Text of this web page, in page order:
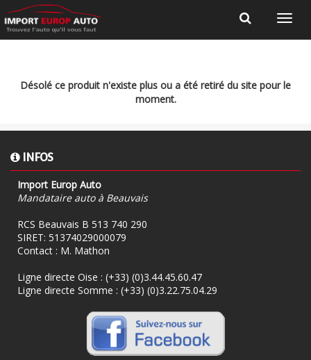
Désolé ce produit n'existe plus ou a été retiré du site pour le
moment.
INFOS
Import Europ Auto
Mandataire auto à Beauvais
RCS Beauvais B 513 740 290
SIRET: 51374029000079
Contact : M. Mathon
Ligne directe Oise : (+33) (0)3.44.45.60.47
Ligne directe Somme : (+33) (0)3.22.75.04.29